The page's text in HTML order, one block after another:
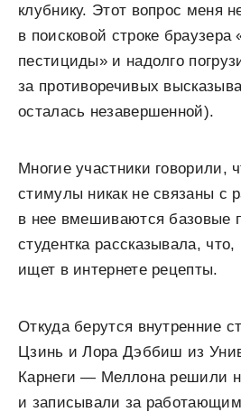
клубнику. Этот вопрос меня
в поисковой строке браузера
пестициды» и надолго
за противоречивых
осталась незавершенной).
Многие участники говорили,
стимулы никак не связаны с
в нее вмешиваются базовые
студентка рассказывала, что,
ищет в интернете рецепты.
Откуда берутся внутренние
Цзинь и Лора Дэббиш из
Карнеги — Меллона решили
и записывали за